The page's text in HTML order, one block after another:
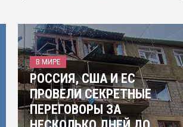
В МИРЕ
РОССИЯ, США И ЕС
ПРОВЕЛИ СЕКРЕТНЫЕ
ПЕРЕГОВОРЫ ЗА